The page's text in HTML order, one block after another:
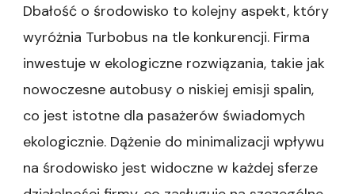
Dbałość o środowisko to kolejny aspekt, który
wyróżnia Turbobus na tle konkurencji. Firma
inwestuje w ekologiczne rozwiązania, takie jak
nowoczesne autobusy o niskiej emisji spalin,
co jest istotne dla pasażerów świadomych
ekologicznie. Dążenie do minimalizacji wpływu
na środowisko jest widoczne w każdej sferze